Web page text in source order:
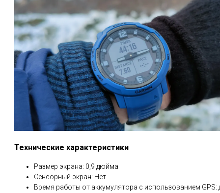
Технические характеристики
Размер экрана: 0,9 дюйма
Сенсорный экран: Нет
Время работы от аккумулятора с использованием GPS: